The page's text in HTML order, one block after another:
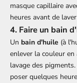
masque capillaire
heures avant de
4. Faire un bain
Un bain d'huile (à
enlever la couleur en
lavage des
poser quelques